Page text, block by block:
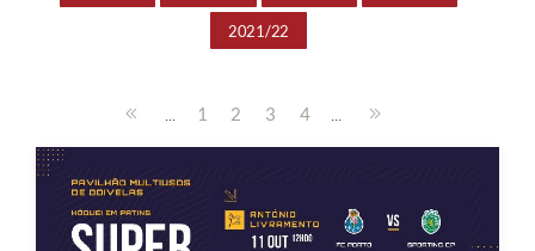
2021/22
... 1 2 3 4 ...